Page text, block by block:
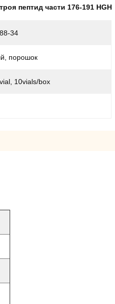
пептид части 176-191 HGH
34
порошок
10vials/box